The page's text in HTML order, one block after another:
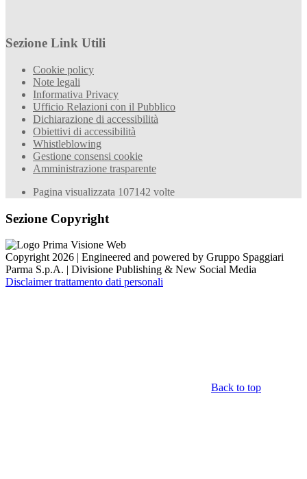
Sezione Link Utili
Cookie policy
Note legali
Informativa Privacy
Ufficio Relazioni con il Pubblico
Dichiarazione di accessibilità
Obiettivi di accessibilità
Whistleblowing
Gestione consensi cookie
Amministrazione trasparente
Pagina visualizzata 107142 volte
Sezione Copyright
Copyright 2026 | Engineered and powered by Gruppo Spaggiari
Parma S.p.A. | Divisione Publishing & New Social Media
Disclaimer trattamento dati personali
Back to top